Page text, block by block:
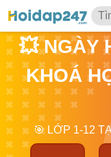
💥 NGÀY
KHOÁ
🎯 LỚP 1-12